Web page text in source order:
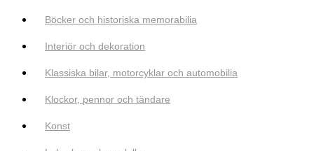
Böcker och historiska memorabilia
Interiör och dekoration
Klassiska bilar, motorcyklar och automobilia
Klockor, pennor och tändare
Konst